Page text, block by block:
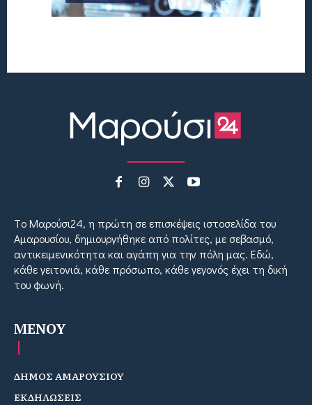
Tο Μαρούσι24, η πρώτη σε επισκέψεις ιστοσελίδα του
Αμαρουσίου, δημιουργήθηκε από πολίτες, με σεβασμό,
αντικειμενικότητα και αγάπη για την πόλη μας. Εδώ,
κάθε γειτονιά, κάθε πρόσωπο, κάθε γεγονός έχει τη δική
του φωνή.
MENOY
ΔΗΜΟΣ ΑΜΑΡΟΥΣΙΟΥ
ΕΚΔΗΛΩΣΕΙΣ